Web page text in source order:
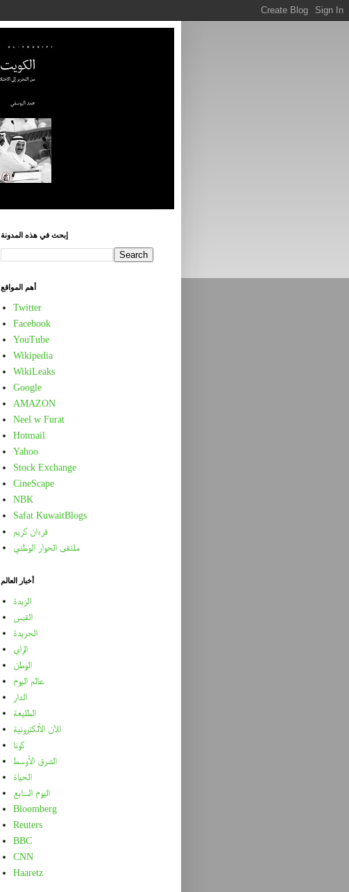
إبحث في هذه المدونة
أهم المواقع
Twitter
Facebook
YouTube
Wikipedia
WikiLeaks
Google
AMAZON
Neel w Furat
Hotmail
Yahoo
Stock Exchange
CineScape
NBK
Safat KuwaitBlogs
قرءان كريم
ملتقى الحوار الوطني
أخبار العالم
الزبدة
القبس
الجريدة
الراي
الوطن
عالم اليوم
الدار
الطليعة
الآن الألكترونية
كونا
الشرق الأوسط
الحياة
اليوم السابع
Bloomberg
Reuters
BBC
CNN
Haaretz